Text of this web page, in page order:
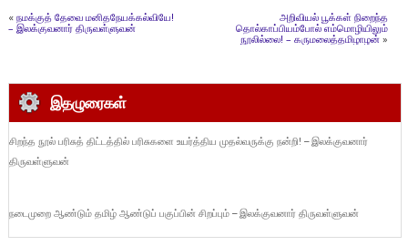
« நமக்குத் தேவை மனிதநேயக்கல்வியே!
– இலக்குவனார் திருவள்ளுவன்
அறிவியல் பூக்கள் நிறைந்த
தொல்காப்பியம்போல் எம்மொழியிலும்
நூலில்லை! – கருமலைத்தமிழாழன் »
இதழுரைகள்
சிறந்த நூல் பரிசுத் திட்டத்தில் பரிசுகளை உயர்த்திய முதல்வருக்கு நன்றி! – இலக்குவனார்
திருவள்ளுவன்
நடைமுறை ஆண்டும் தமிழ் ஆண்டுப் பகுப்பின் சிறப்பும் – இலக்குவனார் திருவள்ளுவன்